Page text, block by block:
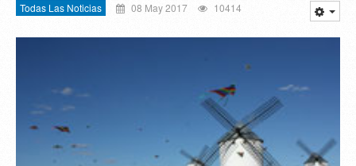
Todas Las Noticias 08 May 2017 10414